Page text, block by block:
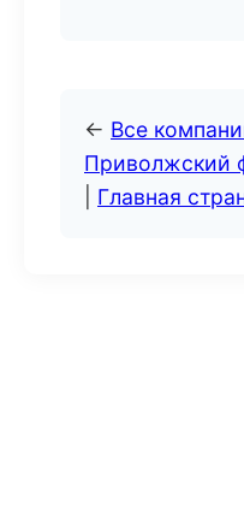
← Все
Приволжский
Главная